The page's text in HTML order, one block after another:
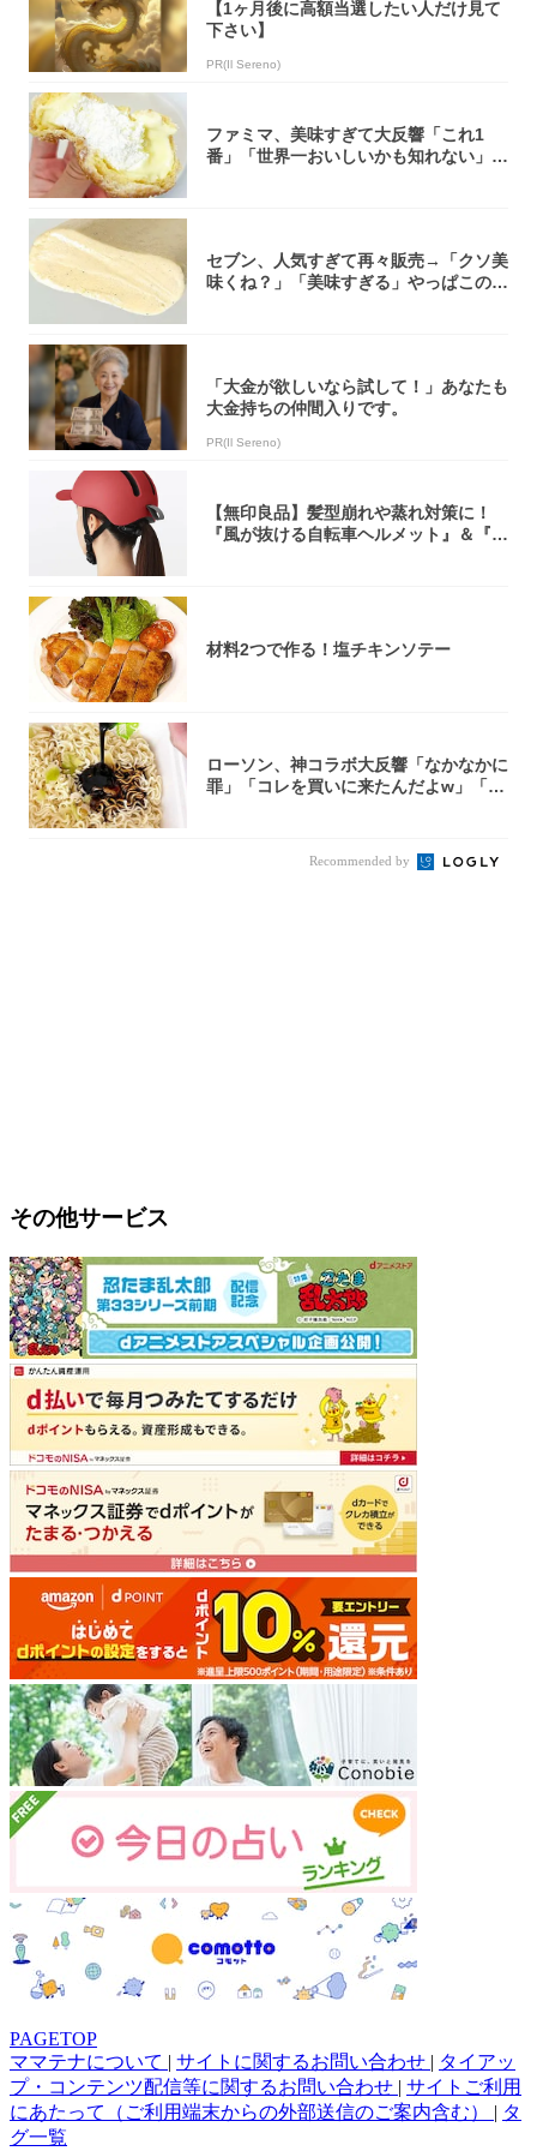
【1ヶ月後に高額当選したい人だけ見て
下さい】
PR(Il Sereno)
ファミマ、美味すぎて大反響「これ1
番」「世界一おいしいかも知れない」
セブン、人気すぎて再々販売→「クソ美
味くね？」「美味すぎる」やっぱこのク
「大金が欲しいなら試して！」あなたも
大金持ちの仲間入りです。
PR(Il Sereno)
【無印良品】髪型崩れや蒸れ対策に！
『風が抜ける自転車ヘルメット』＆『2
材料2つで作る！塩チキンソテー
ローソン、神コラボ大反響「なかなかに
罪」「コレを買いに来たんだよw」「３
Recommended by
その他サービス
PAGETOP
ママテナについて | サイトに関するお問い合わせ | タイアッ
プ・コンテンツ配信等に関するお問い合わせ | サイトご利用
にあたって（ご利用端末からの外部送信のご案内含む） | タ
グ一覧